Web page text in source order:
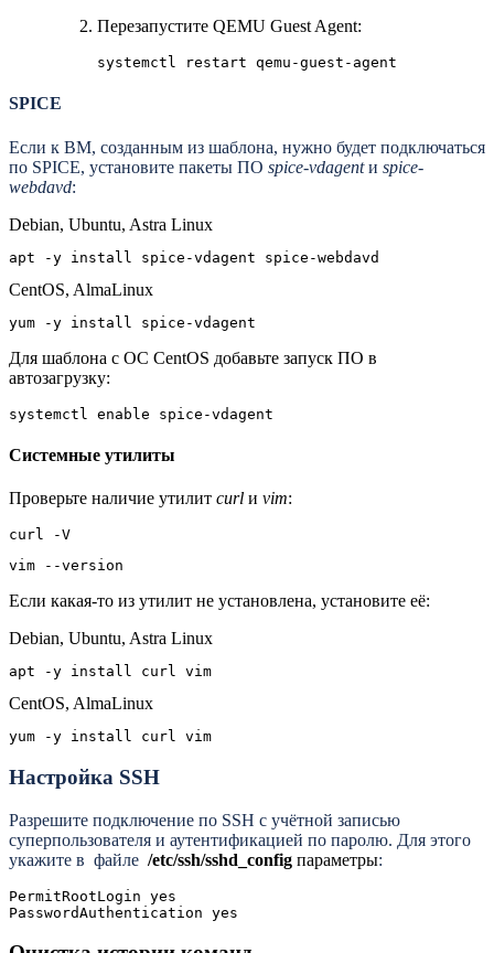
Перезапустите QEMU Guest Agent:
systemctl restart qemu-guest-agent
SPICE
Если к ВМ, созданным из шаблона, нужно будет подключаться
по SPICE, установите пакеты ПО spice-vdagentи spice-
webdavd:
Debian, Ubuntu, Astra Linux
apt -y install spice-vdagent spice-webdavd
CentOS, AlmaLinux
yum -y install spice-vdagent
Для шаблона с ОС CentOS добавьте запуск ПО в
автозагрузку:
systemctl enable spice-vdagent
Системные утилиты
Проверьте наличие утилит curl и vim:
curl -V
vim --version
Если какая-то из утилит не установлена, установите её:
Debian, Ubuntu, Astra Linux
apt -y install curl vim
CentOS, AlmaLinux
yum -y install curl vim
Настройка SSH
Разрешите подключение по SSH с учётной записью
суперпользователя и аутентификацией по паролю. Для этого
укажите в файле /etc/ssh/sshd_config параметры:
PermitRootLogin yes
PasswordAuthentication yes